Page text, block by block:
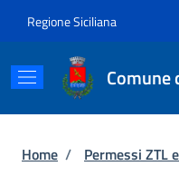
Regione Siciliana
Comune
Briciole di
Home / Permessi ZTL